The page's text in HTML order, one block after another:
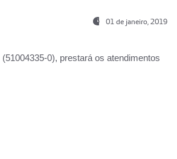
01 de janeiro, 2019
(51004335-0), prestará os atendimentos